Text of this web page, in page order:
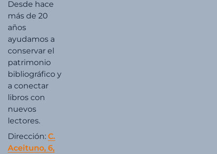
Desde hace
más de 20
años
ayudamos a
conservar el
patrimonio
bibliográfico y
a conectar
libros con
nuevos
lectores.
Dirección: C.
Aceituno, 6,